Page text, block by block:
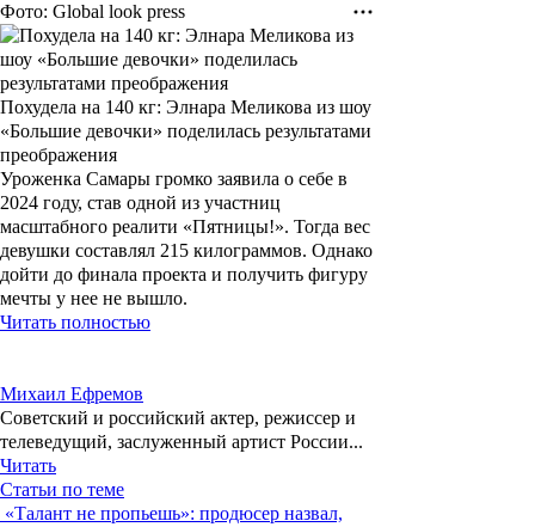
Фото: Global look press
Похудела на 140 кг: Элнара Меликова из шоу
«Большие девочки» поделилась результатами
преображения
Уроженка Самары громко заявила о себе в
2024 году, став одной из участниц
масштабного реалити «Пятницы!». Тогда вес
девушки составлял 215 килограммов. Однако
дойти до финала проекта и получить фигуру
мечты у нее не вышло.
Читать полностью
Михаил Ефремов
Советский и российский актер, режиссер и
телеведущий, заслуженный артист России...
Читать
Статьи по теме
«Талант не пропьешь»: продюсер назвал,